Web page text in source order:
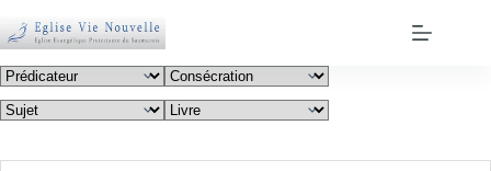
contenu